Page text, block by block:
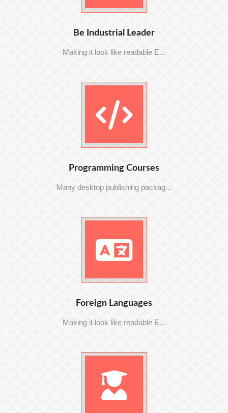
Be Industrial Leader
Making it look like readable E...
Programming Courses
Many desktop publishing packag...
Foreign Languages
Making it look like readable E...